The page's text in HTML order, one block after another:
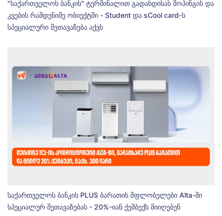
"საქართველოს ბანკის" ტერმინალით გადახდისას შოპინგის და
კვების რამდენიმე ობიექტში - Student და sCool card-ს
სპეციალური შეთავაზება აქვს
საქართველოს ბანკის PLUS ბარათის მფლობელები Alta-ში
სპეციალურ შეთავაზებას - 20%-იან ქეშბექს მიიღებენ